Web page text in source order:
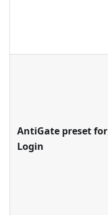
AntiGate preset for
Login